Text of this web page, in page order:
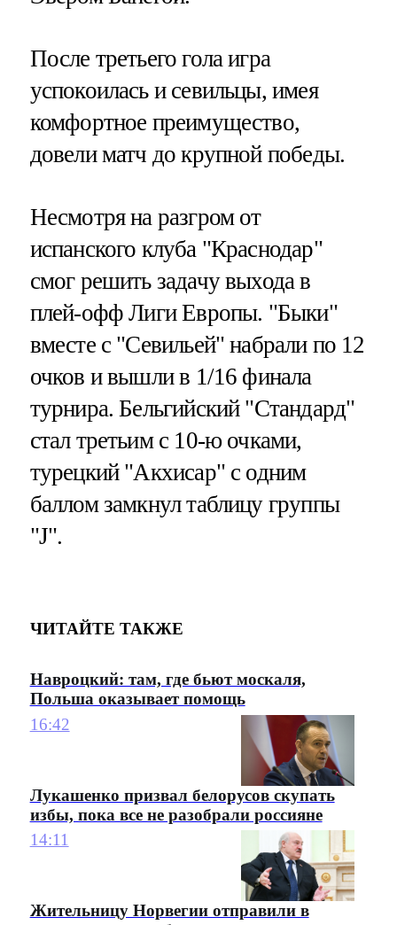
После третьего гола игра
успокоилась и севильцы, имея
комфортное преимущество,
довели матч до крупной победы.
Несмотря на разгром от
испанского клуба "Краснодар"
смог решить задачу выхода в
плей-офф Лиги Европы. "Быки"
вместе с "Севильей" набрали по 12
очков и вышли в 1/16 финала
турнира. Бельгийский "Стандард"
стал третьим с 10-ю очками,
турецкий "Акхисар" с одним
баллом замкнул таблицу группы
"J".
ЧИТАЙТЕ ТАКЖЕ
Навроцкий: там, где бьют москаля,
Польша оказывает помощь
16:42
Лукашенко призвал белорусов скупать
избы, пока все не разобрали россияне
14:11
Жительницу Норвегии отправили в